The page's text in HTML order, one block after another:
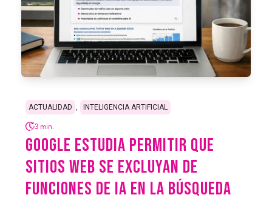
ACTUALIDAD , INTELIGENCIA ARTIFICIAL
3 min.
GOOGLE ESTUDIA PERMITIR QUE
SITIOS WEB SE EXCLUYAN DE
FUNCIONES DE IA EN LA BÚSQUEDA